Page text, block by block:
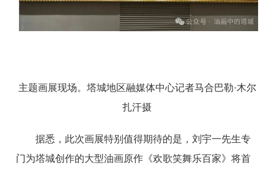
主题画展现场。 塔城地区融媒体中心记者马合巴勒·木尔
扎汗摄
据悉，此次画展特别值得期待的是，刘宇一先生专
门为塔城创作的大型油画原作《欢歌笑舞乐百家》将首